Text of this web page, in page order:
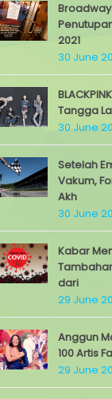
2021
30 June
Tangga
30 June
Setelah
Vakum,
Akh
30 June
Kabar
dari
29 June
Anggun
100 Artis
29 June